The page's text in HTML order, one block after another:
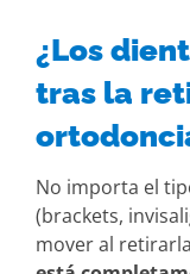
¿Los
tras la
No importa el
(brackets,
mover al